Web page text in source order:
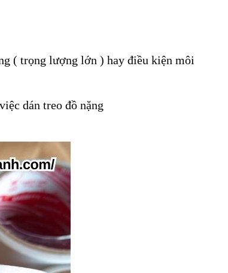
( trọng lượng lớn ) hay điều kiện môi
dán treo đồ nặng